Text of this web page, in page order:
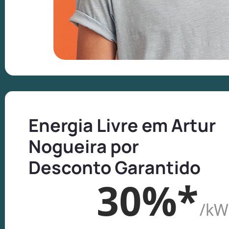
Energia Livre em Artur
Nogueira por
Desconto Garantido
30%*/kW